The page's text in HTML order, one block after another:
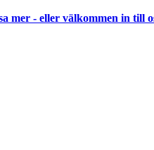
mer - eller välkommen in till